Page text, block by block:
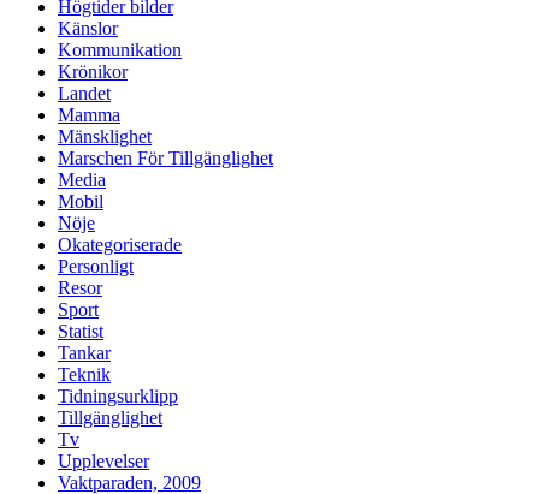
Högtider bilder
Känslor
Kommunikation
Krönikor
Landet
Mamma
Mänsklighet
Marschen För Tillgänglighet
Media
Mobil
Nöje
Okategoriserade
Personligt
Resor
Sport
Statist
Tankar
Teknik
Tidningsurklipp
Tillgänglighet
Tv
Upplevelser
Vaktparaden, 2009